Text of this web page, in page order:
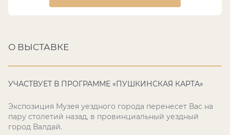
О ВЫСТАВКЕ
УЧАСТВУЕТ В ПРОГРАММЕ «ПУШКИНСКАЯ КАРТА»
Экспозиция Музея уездного города перенесет Вас на
пару столетий назад, в провинциальный уездный
город Валдай.